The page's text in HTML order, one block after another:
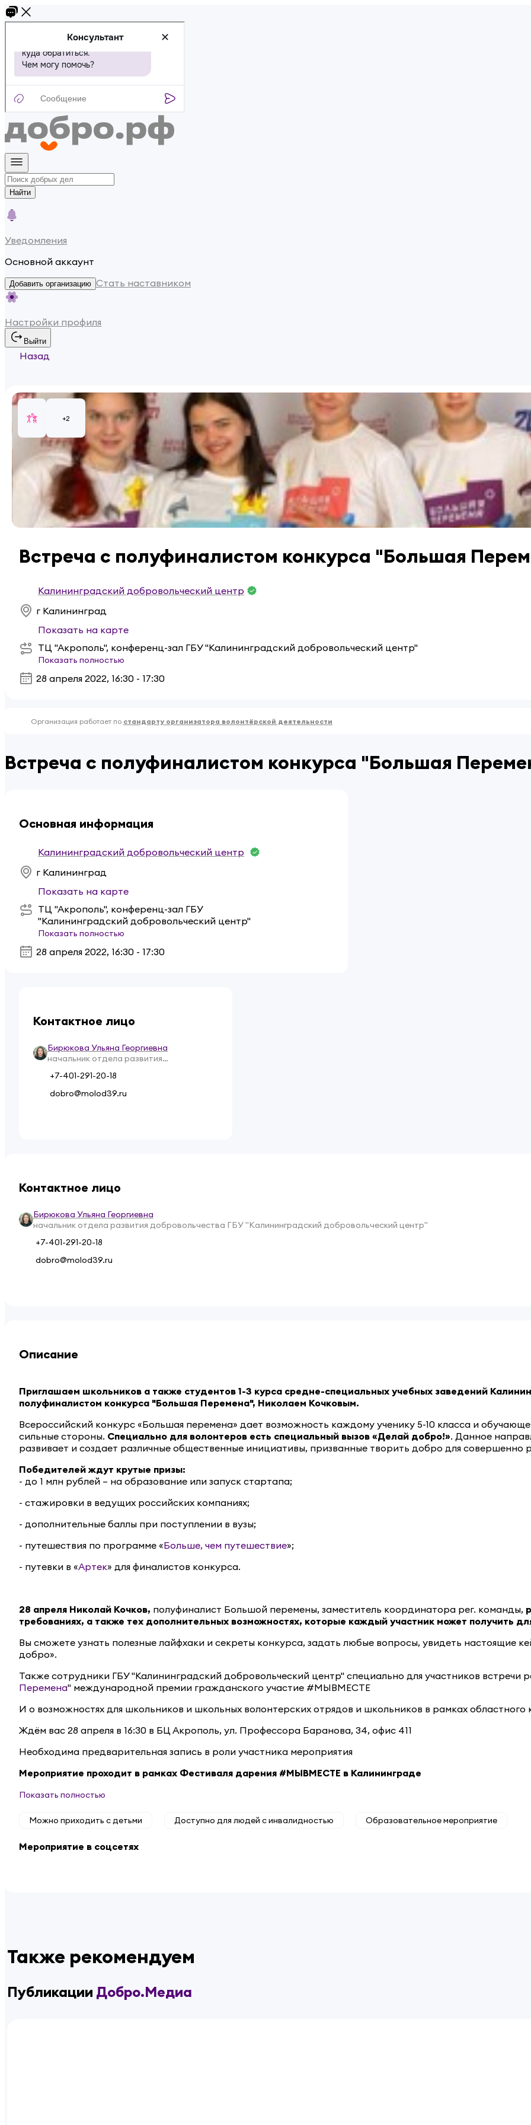
Найти
Уведомления
Основной аккаунт
Добавить организацию Стать наставником
Настройки профиля
Выйти
Назад
+2
Встреча с полуфиналистом конкурса "Большая
Калининградский добровольческий центр
г Калининград
Показать на карте
ТЦ "Акрополь", конференц-зал ГБУ "Калининградский добровольческий центр"
Показать полностью
28 апреля 2022, 16:30 - 17:30
Организация работает по стандарту организатора волонтёрской деятельности
Встреча с полуфиналистом конкурса "Большая
Основная информация
Калининградский добровольческий центр
г Калининград
Показать на карте
ТЦ "Акрополь", конференц-зал ГБУ
"Калининградский добровольческий центр"
Показать полностью
28 апреля 2022, 16:30 - 17:30
Контактное лицо
Бирюкова Ульяна Георгиевна
начальник отдела развития
"Калининградский добровольческий
центр"
+7-401-291-20-18
dobro@molod39.ru
Контактное лицо
Бирюкова Ульяна Георгиевна
начальник отдела развития добровольчества ГБУ "Калининградский добровольческий центр"
+7-401-291-20-18
dobro@molod39.ru
Описание
Приглашаем школьников а также студентов 1-3 курса средне-специальных учебных заведений
полуфиналистом конкурса "Большая Перемена", Николаем Кочковым.
Всероссийский конкурс «Большая перемена» дает возможность каждому ученику 5-10 класса и
сильные стороны. Специально для волонтеров есть специальный вызов «Делай добро!». Данное
развивает и создает различные общественные инициативы, призванные творить добро для совершенно
Победителей ждут крутые призы:
- до 1 млн рублей – на образование или запуск стартапа;
- стажировки в ведущих российских компаниях;
- дополнительные баллы при поступлении в вузы;
- путешествия по программе «Больше, чем путешествие»;
- путевки в «Артек» для финалистов конкурса.
28 апреля Николай Кочков, полуфиналист Большой перемены, заместитель координатора рег. команды,
требованиях, а также тех дополнительных возможностях, которые каждый участник может получить
Вы сможете узнать полезные лайфхаки и секреты конкурса, задать любые вопросы, увидеть настоящие
добро».
Также сотрудники ГБУ "Калининградский добровольческий центр" специально для участников встречи
Перемена" международной премии гражданского участие #МЫВМЕСТЕ
И о возможностях для школьников и школьных волонтерских отрядов и школьников в рамках областного
Ждём вас 28 апреля в 16:30 в БЦ Акрополь, ул. Профессора Баранова, 34, офис 411
Необходима предварительная запись в роли участника мероприятия
Мероприятие проходит в рамках Фестиваля дарения #МЫВМЕСТЕ в Калининграде
Показать полностью
Можно приходить с детьми Доступно для людей с инвалидностью Образовательное мероприятие
Мероприятие в соцсетях
Также рекомендуем
Публикации Добро.Медиа